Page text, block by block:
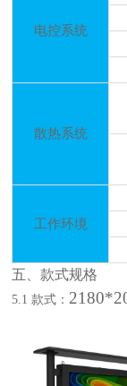
电控系统
散热系统
工作环境
五、款式规格
5 .1 款式：